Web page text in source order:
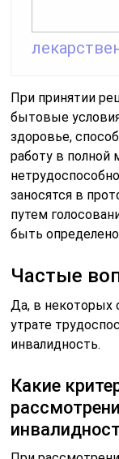
При принятии
бытовые
здоровье,
работу в полной
заносятся в
путем
быть
Частые
Да, в некоторых
утрате
инвалидность.
Какие